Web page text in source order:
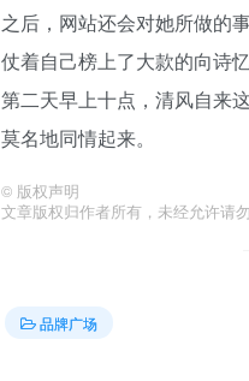
之后，网站还会对她所做的事
仗着自己榜上了大款的向诗
第二天早上十点，清风自来
莫名地同情起来。
© 版权声明
文章版权归作者所有，未经允许请勿
品牌广场